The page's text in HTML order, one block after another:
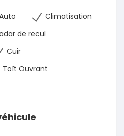
Climatisation
de recul
Cuir
Toît Ouvrant